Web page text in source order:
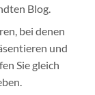
Blog.
bei denen
und
Sie gleich